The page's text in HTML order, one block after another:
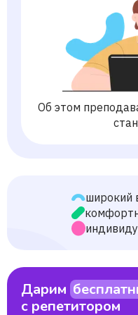
Об этом
широкий
Дарим
с репетитором